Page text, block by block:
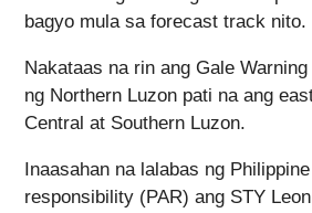
bagyo mula sa forecast track nito.
Nakataas na rin ang Gale
ng Northern Luzon pati na ang
Central at Southern Luzon.
Inaasahan na lalabas ng
responsibility (PAR) ang STY